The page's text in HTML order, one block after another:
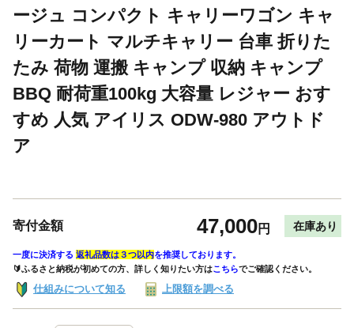
ージュ コンパクト キャリーワゴン キャ
リーカート マルチキャリー 台車 折りた
たみ 荷物 運搬 キャンプ 収納 キャンプ
BBQ 耐荷重100kg 大容量 レジャー おす
すめ 人気 アイリス ODW-980 アウトド
ア
寄付金額 47,000円 在庫あり
一度に決済する 返礼品数は３つ以内を推奨しております。
🔰ふるさと納税が初めての方、詳しく知りたい方はこちらでご確認ください。
仕組みについて知る 上限額を調べる